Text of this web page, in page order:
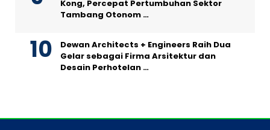
Kong, Percepat Pertumbuhan Sektor
Tambang Otonom …
Dewan Architects + Engineers Raih Dua
Gelar sebagai Firma Arsitektur dan
Desain Perhotelan …